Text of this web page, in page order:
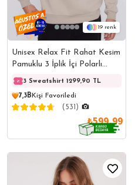
19
Unisex Relax Fit Rahat Kesim
Pamuklu 3 İplik İçi Polarlı
Basic Gri Bisiklet Yaka
Sweatshirt
3 Sweatshirt 1299,90 TL
7,3B Kişi Favoriledi
(531)
₺599,99